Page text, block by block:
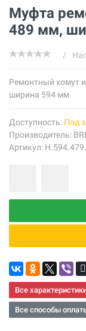
Муфта
489 мм,
/
Ремонтный хомут
ширина 594 мм
Доступность: Под
Производитель:
Артикул:
Все
Все способы